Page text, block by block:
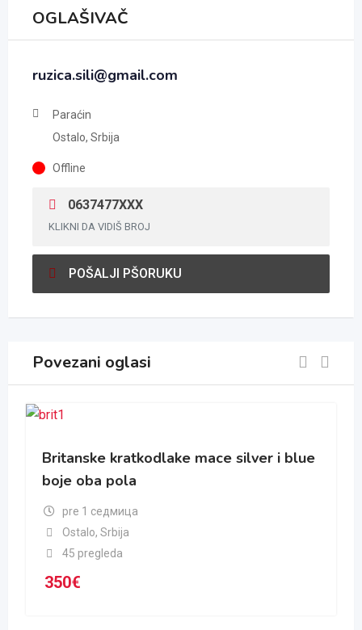
OGLAŠIVAČ
ruzica.sili@gmail.com
Paraćin
Ostalo, Srbija
Offline
0637477XXX
KLIKNI DA VIDIŠ BROJ
POŠALJI PŠORUKU
Povezani oglasi
Britanske kratkodlake mace silver i blue
boje oba pola
pre 1 седмица
Ostalo, Srbija
45 pregleda
350€